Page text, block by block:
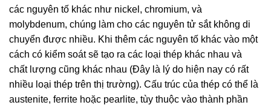
các nguyên tố khác như nickel, chromium, và
molybdenum, chúng làm cho các nguyên tử sắt không di
chuyển được nhiều. Khi thêm các nguyên tố khác vào một
cách có kiểm soát sẽ tạo ra các loại thép khác nhau và
chất lượng cũng khác nhau (Đây là lý do hiện nay có rất
nhiều loại thép trên thị trường). Cấu trúc của thép có thể là
austenite, ferrite hoặc pearlite, tùy thuộc vào thành phần